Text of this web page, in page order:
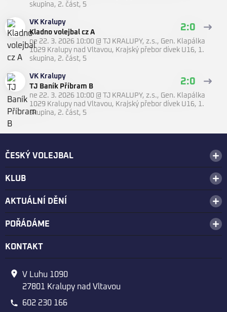
skupina, 2. část, 5
VK Kralupy
Kladno volejbal cz A
2:0
ne 22. 3. 2026 10:00 @
TJ KRALUPY, z.s., Gen. Klapálka
1029 Kralupy nad Vltavou, Krajský přebor dívek U16, 1.
skupina, 2. část, 5
VK Kralupy
TJ Baník Příbram B
2:0
ne 22. 3. 2026 10:00 @
TJ KRALUPY, z.s., Gen. Klapálka
1029 Kralupy nad Vltavou, Krajský přebor dívek U16, 1.
skupina, 2. část, 5
ČESKÝ VOLEJBAL
KLUB
AKTUÁLNÍ DĚNÍ
POŘÁDÁME
KONTAKT
V Luhu 1090
27801 Kralupy nad Vltavou
602 230 166